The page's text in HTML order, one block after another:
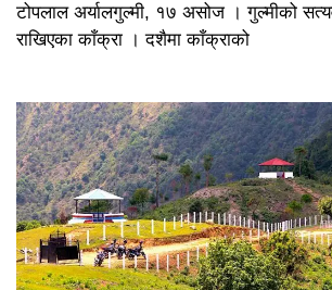
टोपलाल अर्यालगुल्मी, १७ असोज । गुल्मीको
राखिएका काँक्रा । दशैमा काँक्राको